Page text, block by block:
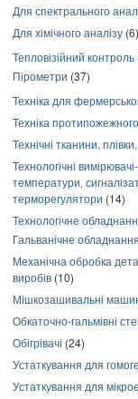
Для спектрального
Для хімічного аналізу (6)
Тепловізійний контроль
Пірометри (37)
Техніка для
Техніка
Технічні тканини,
Технологічні
температури,
терморегулятори (14)
Технологічне
Гальванічне обладнання
Механічна обробка
виробів (10)
Мішкозашивальні
Обкаточно-гальмівні
Обігрівачі (24)
Устаткування для
Устаткування для